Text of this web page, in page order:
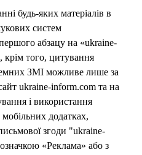
будь-яких матеріалів в
систем
абзацу на «ukraine-
крім того, цитування
ЗМІ можливе лише за
ukraine-inform.com та на
і використання
мобільних додатках,
згоди "ukraine-
«Реклама» або з